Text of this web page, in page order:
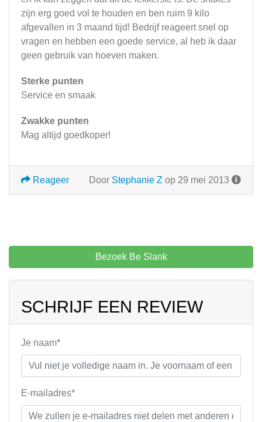
zijn erg goed vol te houden en ben ruim 9 kilo
afgevallen in 3 maand tijd! Bedrijf reageert snel op
vragen en hebben een goede service, al heb ik daar
geen gebruik van hoeven maken.
Sterke punten
Service en smaak
Zwakke punten
Mag altijd goedkoper!
Door Stephanie Z op 29 mei 2013
Reageer
Bezoek Be Slank
SCHRIJF EEN REVIEW
Je naam*
E-mailadres*